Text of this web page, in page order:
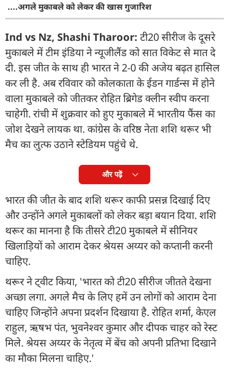
....अगले मुकाबले को लेकर की खास गुजारिश
Ind vs Nz, Shashi Tharoor: टी20 सीरीज के दूसरे
मुकाबले में टीम इंडिया ने न्यूजीलैंड को सात विकेट से मात दे
दी. इस जीत के साथ ही भारत ने 2-0 की अजेय बढ़त हासिल
कर ली है. अब रविवार को कोलकाता के ईडन गार्डन्स में होने
वाला मुकाबले को जीतकर रोहित ब्रिगेड क्लीन स्वीप करना
चाहेगी. रांची में शुक्रवार को हुए मुकाबले में भारतीय फैंस का
जोश देखने लायक था. कांग्रेस के वरिष्ठ नेता शशि थरूर भी
मैच का लुत्फ उठाने स्टेडियम पहुंचे थे.
और पढ़ें
भारत की जीत के बाद शशि थरूर काफी प्रसन्न दिखाई दिए
और उन्होंने अगले मुकाबलों को लेकर बड़ा बयान दिया. शशि
थरूर का मानना है कि तीसरे टी20 मुकाबले में सीनियर
खिलाड़ियों को आराम देकर श्रेयस अय्यर को कप्तानी करनी
चाहिए.
थरूर ने ट्वीट किया, 'भारत को टी20 सीरीज जीतते देखना
अच्छा लगा. अगले मैच के लिए हमें उन लोगों को आराम देना
चाहिए जिन्होंने अपना प्रदर्शन दिखाया है. रोहित शर्मा, केएल
राहुल, ऋषभ पंत, भुवनेश्वर कुमार और दीपक चाहर को रेस्ट
मिले. श्रेयस अय्यर के नेतृत्व में बेंच को अपनी प्रतिभा दिखाने
का मौका मिलना चाहिए.'